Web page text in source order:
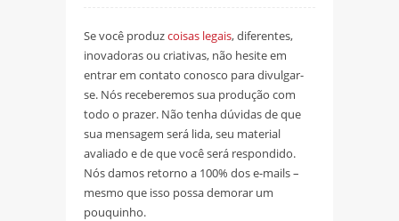
Se você produzcoisas legais, diferentes,
inovadoras ou criativas, não hesite em
entrar em contato conosco para divulgar-
se. Nós receberemos sua produção com
todo o prazer. Não tenha dúvidas de que
sua mensagem será lida, seu material
avaliado e de que você será respondido.
Nós damos retorno a 100% dos e-mails –
mesmo que isso possa demorar um
pouquinho.